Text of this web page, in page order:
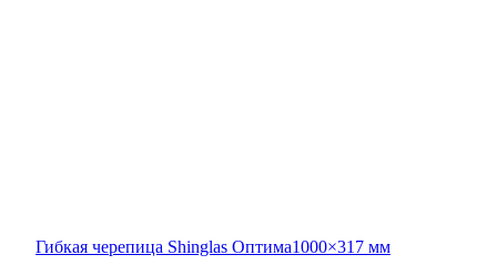
Гибкая черепица Shinglas Оптима1000×317 мм